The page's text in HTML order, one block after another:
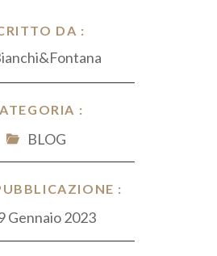
DA :
:
BLOG
:
Gennaio 2023
p